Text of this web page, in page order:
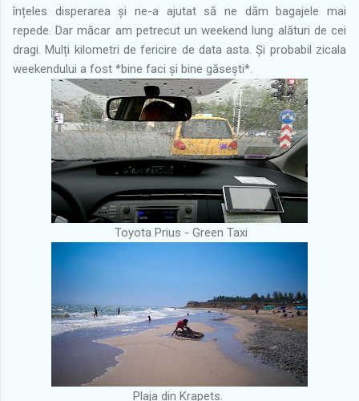
înțeles disperarea și ne-a ajutat să ne dăm bagajele mai
repede. Dar măcar am petrecut un weekend lung alături de cei
dragi. Mulți kilometri de fericire de data asta. Și probabil zicala
weekendului a fost *bine faci și bine găsești*.
Toyota Prius - Green Taxi
Plaja din Krapets.